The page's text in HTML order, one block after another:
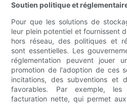
Soutien politique et
Pour que les solutions de
leur plein potentiel et fournissent
hors réseau, des politiques et
sont essentielles. Les
réglementation peuvent jouer
promotion de l'adoption de ces
incitations, des subventions et
favorables. Par exemple,
facturation nette, qui permet